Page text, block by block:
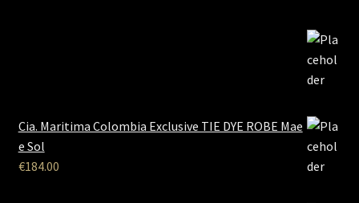
Cia. Maritima Colombia Exclusive TIE DYE ROBE Mae
e Sol
€184.00